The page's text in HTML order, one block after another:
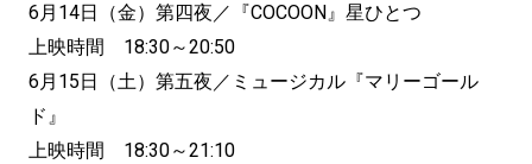
6月14日（金）第四夜／『COCOON』星ひとつ
上映時間 18:30～20:50
6月15日（土）第五夜／ミュージカル『マリーゴール
ド』
上映時間 18:30～21:10